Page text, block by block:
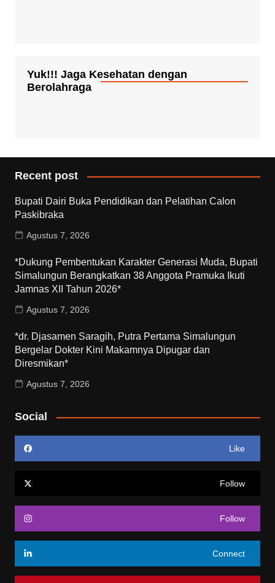
Yuk!!! Jaga Kesehatan dengan
Berolahraga
Recent post
Bupati Dairi Buka Pendidikan dan Pelatihan Calon
Paskibraka
Agustus 7, 2026
*Dukung Pembentukan Karakter Generasi Muda, Bupati
Simalungun Berangkatkan 38 Anggota Pramuka Ikuti
Jamnas XII Tahun 2026*
Agustus 7, 2026
*dr. Djasamen Saragih, Putra Pertama Simalungun
Bergelar Dokter Kini Makamnya Dipugar dan
Diresmikan*
Agustus 7, 2026
Social
Like
Follow
Follow
Connect